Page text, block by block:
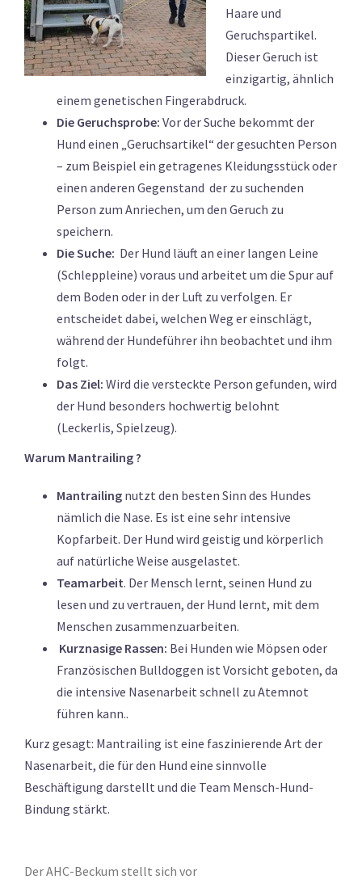
Haare und
Geruchspartikel.
Dieser Geruch ist
einzigartig, ähnlich
einem genetischen Fingerabdruck.
Die Geruchsprobe: Vor der Suche bekommt der
Hund einen „Geruchsartikel“ der gesuchten Person
– zum Beispiel ein getragenes Kleidungsstück oder
einen anderen Gegenstand der zu suchenden
Person zum Anriechen, um den Geruch zu
speichern.
Die Suche: Der Hund läuft an einer langen Leine
(Schleppleine) voraus und arbeitet um die Spur auf
dem Boden oder in der Luft zu verfolgen. Er
entscheidet dabei, welchen Weg er einschlägt,
während der Hundeführer ihn beobachtet und ihm
folgt.
Das Ziel: Wird die versteckte Person gefunden, wird
der Hund besonders hochwertig belohnt
(Leckerlis, Spielzeug).
Warum Mantrailing ?
Mantrailing nutzt den besten Sinn des Hundes
nämlich die Nase. Es ist eine sehr intensive
Kopfarbeit. Der Hund wird geistig und körperlich
auf natürliche Weise ausgelastet.
Teamarbeit. Der Mensch lernt, seinen Hund zu
lesen und zu vertrauen, der Hund lernt, mit dem
Menschen zusammenzuarbeiten.
Kurznasige Rassen: Bei Hunden wie Möpsen oder
Französischen Bulldoggen ist Vorsicht geboten, da
die intensive Nasenarbeit schnell zu Atemnot
führen kann..
Kurz gesagt: Mantrailing ist eine faszinierende Art der
Nasenarbeit, die für den Hund eine sinnvolle
Beschäftigung darstellt und die Team Mensch-Hund-
Bindung stärkt.
Der AHC-Beckum stellt sich vor